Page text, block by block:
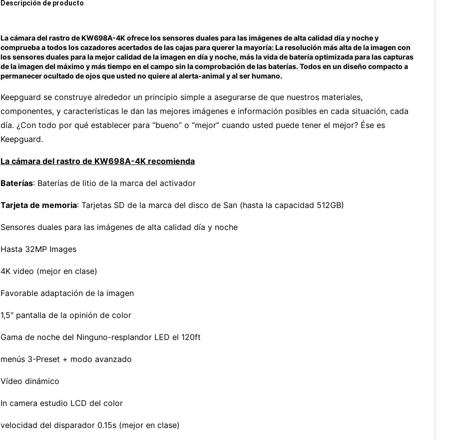
Descripción de producto
La cámara del rastro de KW698A-4K ofrece los sensores duales para las imágenes de alta calidad día y noche y
comprueba a todos los cazadores acertados de las cajas para querer la mayoría: La resolución más alta de la imagen con
los sensores duales para la mejor calidad de la imagen en día y noche, más la vida de batería optimizada para las capturas
de la imagen del máximo y más tiempo en el campo sin la comprobación de las baterías. Todos en un diseño compacto a
permanecer ocultado de ojos que usted no quiere al alerta-animal y al ser humano.
Keepguard se construye alrededor un principio simple a asegurarse de que nuestros materiales,
componentes, y características le dan las mejores imágenes e información posibles en cada situación, cada
día. ¿Con todo por qué establecer para “bueno” o “mejor” cuando usted puede tener el mejor? Ése es
Keepguard.
La cámara del rastro de KW698A-4K recomienda
Baterías: Baterías de litio de la marca del activador
Tarjeta de memoria: Tarjetas SD de la marca del disco de San (hasta la capacidad 512GB)
Sensores duales para las imágenes de alta calidad día y noche
Hasta 32MP Images
4K video (mejor en clase)
Favorable adaptación de la imagen
1,5" pantalla de la opinión de color
Gama de noche del Ninguno-resplandor LED el 120ft
menús 3-Preset + modo avanzado
Vídeo dinámico
In camera estudio LCD del color
velocidad del disparador 0.15s (mejor en clase)